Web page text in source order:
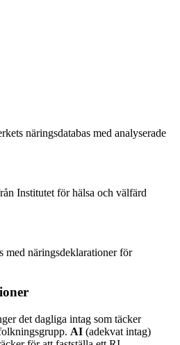
näringsdatabas med analyserade
Institutet för hälsa och välfärd
med näringsdeklarationer för
det dagliga intag som täcker
AI (adekvat intag)